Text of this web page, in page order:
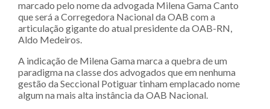
marcado pelo nome da advogada Milena Gama Canto
que será a Corregedora Nacional da OAB com a
articulação gigante do atual presidente da OAB-RN,
Aldo Medeiros.
A indicação de Milena Gama marca a quebra de um
paradigma na classe dos advogados que em nenhuma
gestão da Seccional Potiguar tinham emplacado nome
algum na mais alta instância da OAB Nacional.